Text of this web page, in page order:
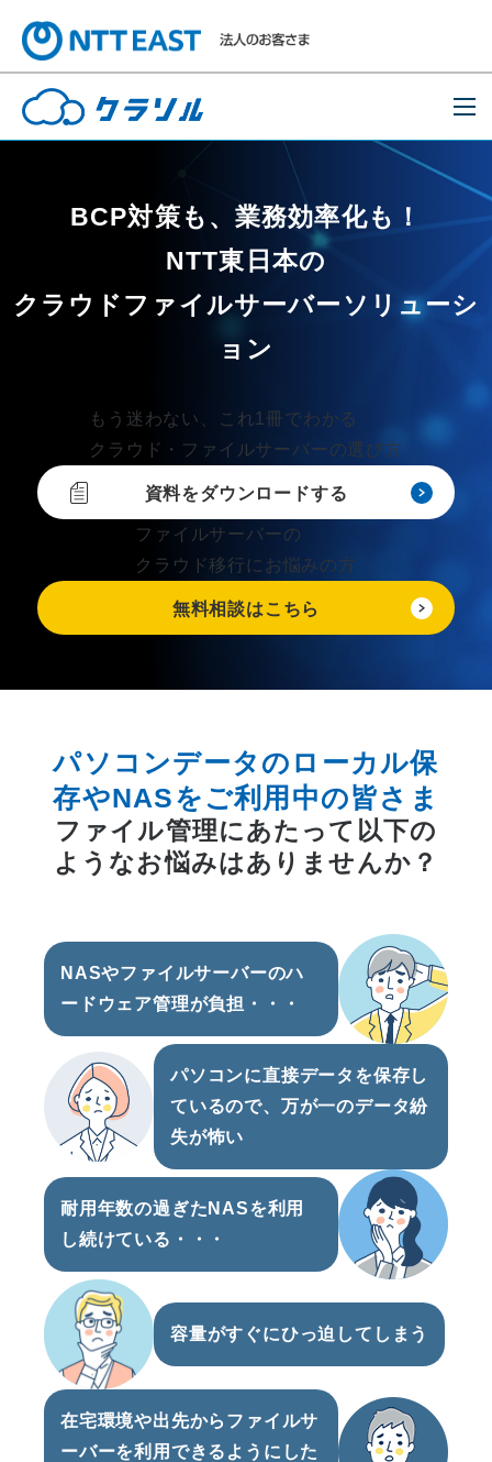
BCP対策も、業務効率化も！
NTT東日本の
クラウドファイルサーバーソリューシ
ョン
もう迷わない、これ1冊でわかる
クラウド・ファイルサーバーの選び方
資料をダウンロードする
ファイルサーバーの
クラウド移行にお悩みの方
無料相談はこちら
パソコンデータのローカル保
存やNASをご利用中の皆さま
ファイル管理にあたって以下の
ようなお悩みはありませんか？
NASやファイルサーバーのハ
ードウェア管理が負担・・・
パソコンに直接データを保存し
ているので、万が一のデータ紛
失が怖い
耐用年数の過ぎたNASを利用
し続けている・・・
容量がすぐにひっ迫してしまう
在宅環境や出先からファイルサ
ーバーを利用できるようにした